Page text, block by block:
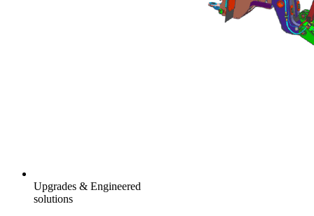
Upgrades & Engineered
solutions